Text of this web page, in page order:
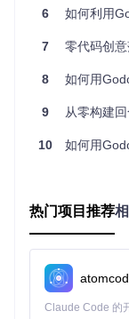
项目需要Godot
输入以下命令
等待下载完成
项目结构清晰，
（大地图探索）
录。建议从src目
的实现方式。
运行演示项目非
6 如何利用Godot
7 零代码创
8 如何用
9 从零构建
10 如何用Godot
热门项目推荐